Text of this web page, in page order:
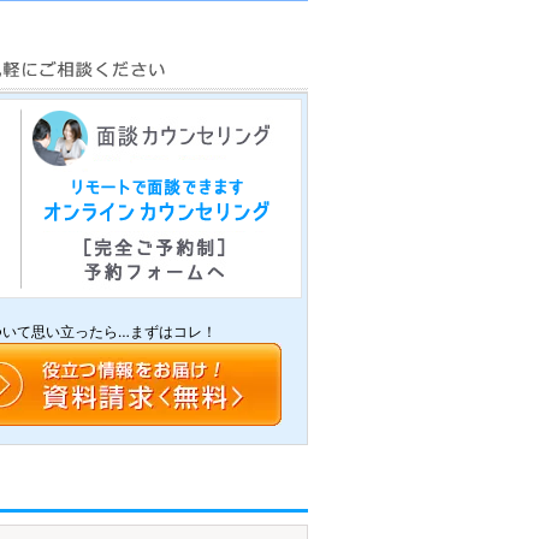
て思い立ったら…まずはコレ！